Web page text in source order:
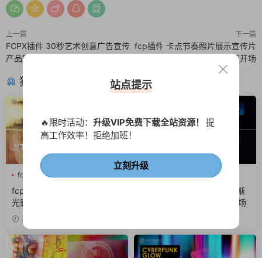
上一篇
FCPX插件 30秒艺术创意广告宣传
产品展示视频图片作品集
下一篇
fcp插件 卡点节奏照片展示宣传片
视频开场
猜你喜欢
fcpx光效
fcpx叠加层
fcpx转场插件 25组光晕城市
光影梦幻光斑转场finalcutpro
插件3天前
Ai fcpx快剪 fcpx照片墙
FCPX插件 快速节奏感发光渐
变标题卡点图文排版展示开场
站点提示
🔥限时活动： 升级VIP免费下载全站资源！ 提
高工作效率！拒绝加班！
立刻升级